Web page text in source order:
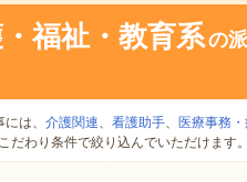
福祉・教育系の
は、 介護関連、 看護助手、 医療事務
だわり条件で絞り込んでいただけます。